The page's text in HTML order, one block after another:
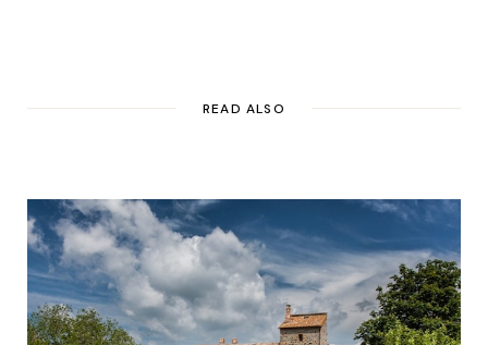
READ ALSO